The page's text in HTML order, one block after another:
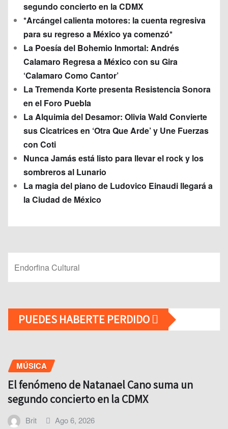
segundo concierto en la CDMX
*Arcángel calienta motores: la cuenta regresiva
para su regreso a México ya comenzó*
La Poesía del Bohemio Inmortal: Andrés
Calamaro Regresa a México con su Gira
‘Calamaro Como Cantor’
La Tremenda Korte presenta Resistencia Sonora
en el Foro Puebla
La Alquimia del Desamor: Olivia Wald Convierte
sus Cicatrices en ‘Otra Que Arde’ y Une Fuerzas
con Coti
Nunca Jamás está listo para llevar el rock y los
sombreros al Lunario
La magia del piano de Ludovico Einaudi llegará a
la Ciudad de México
Endorfina Cultural
PUEDES HABERTE PERDIDO
MÚSICA
El fenómeno de Natanael Cano suma un
segundo concierto en la CDMX
Brit Ago 6, 2026